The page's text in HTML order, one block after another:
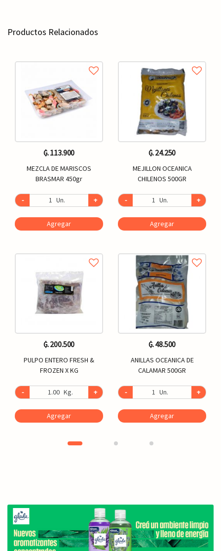
Productos Relacionados
₲. 113.900
MEZCLA DE MARISCOS
BRASMAR 450gr
- Un. +
Agregar
₲. 200.500
PULPO ENTERO FRESH &
FROZEN X KG
- Kg. +
Agregar
₲. 24.250
MEJILLON OCEANICA
CHILENOS 500GR
- Un. +
Agregar
₲. 48.500
ANILLAS OCEANICA DE
CALAMAR 500GR
- Un. +
Agregar